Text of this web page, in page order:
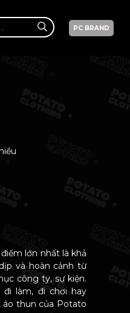
PC BRAND
lớn nhất là khả
và hoàn cảnh từ
công ty, sự kiện.
làm, đi chơi hay
thun của Potato